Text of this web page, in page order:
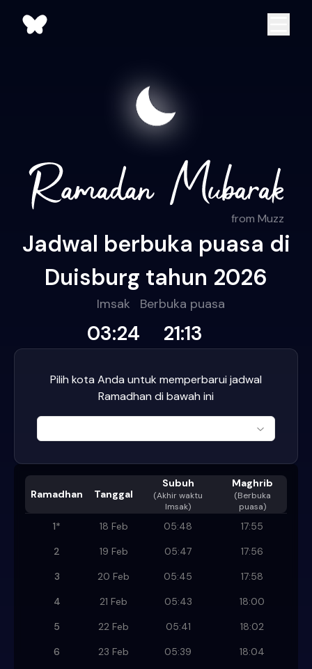
from Muzz
Jadwal berbuka puasa di
Duisburg tahun 2026
Imsak
03:24
Berbuka puasa
21:13
Pilih kota Anda untuk memperbarui jadwal
Ramadhan di bawah ini
Ramadhan Tanggal
Subuh
(Akhir waktu
Imsak)
Maghrib
(Berbuka
puasa)
1* 18 Feb 05:48
17:55
2
19 Feb 05:47
17:56
3
20 Feb 05:45
17:58
4
21 Feb 05:43
18:00
5
22 Feb 05:41
18:02
6
23 Feb 05:39
18:04